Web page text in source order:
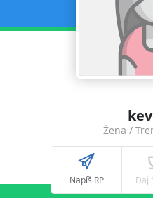
Žena /
Napíš RP Daj